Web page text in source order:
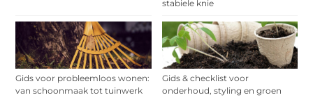
stabiele knie
Gids voor probleemloos wonen:
van schoonmaak tot tuinwerk
Gids & checklist voor
onderhoud, styling en groen